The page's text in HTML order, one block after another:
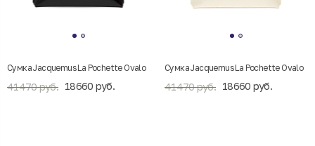
Cумка Jacquemus La Pochette Ovalo
41470 руб. 18660 руб.
Cумка Jacquemus La Pochette Ovalo
41470 руб. 18660 руб.